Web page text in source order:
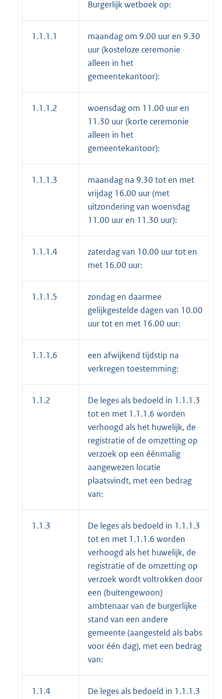
Burgerlijk wetboek op:
1.1.1.1
maandag om 9.00 uur en 9.30
uur (kosteloze ceremonie
alleen in het
gemeentekantoor):
1.1.1.2
woensdag om 11.00 uur en
11.30 uur (korte ceremonie
alleen in het
gemeentekantoor):
1.1.1.3
maandag na 9.30 tot en met
vrijdag 16.00 uur (met
uitzondering van woensdag
11.00 uur en 11.30 uur):
1.1.1.4
zaterdag van 10.00 uur tot en
met 16.00 uur:
1.1.1.5
zondag en daarmee
gelijkgestelde dagen van 10.00
uur tot en met 16.00 uur:
1.1.1.6
een afwijkend tijdstip na
verkregen toestemming:
1.1.2
De leges als bedoeld in 1.1.1.3
tot en met 1.1.1.6 worden
verhoogd als het huwelijk, de
registratie of de omzetting op
verzoek op een éénmalig
aangewezen locatie
plaatsvindt, met een bedrag
van:
1.1.3
De leges als bedoeld in 1.1.1.3
tot en met 1.1.1.6 worden
verhoogd als het huwelijk, de
registratie of de omzetting op
verzoek wordt voltrokken door
een (buitengewoon)
ambtenaar van de burgerlijke
stand van een andere
gemeente (aangesteld als babs
voor één dag), met een bedrag
van:
1.1.4 De leges als bedoeld in 1.1.1.3